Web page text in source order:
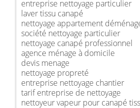
entreprise nettoyage particulier
laver tissu canapé
nettoyage appartement
société nettoyage particulier
nettoyage canapé professionnel
agence ménage à domicile
devis menage
nettoyage propreté
entreprise nettoyage chantier
tarif entreprise de nettoyage
nettoyeur vapeur pour canapé